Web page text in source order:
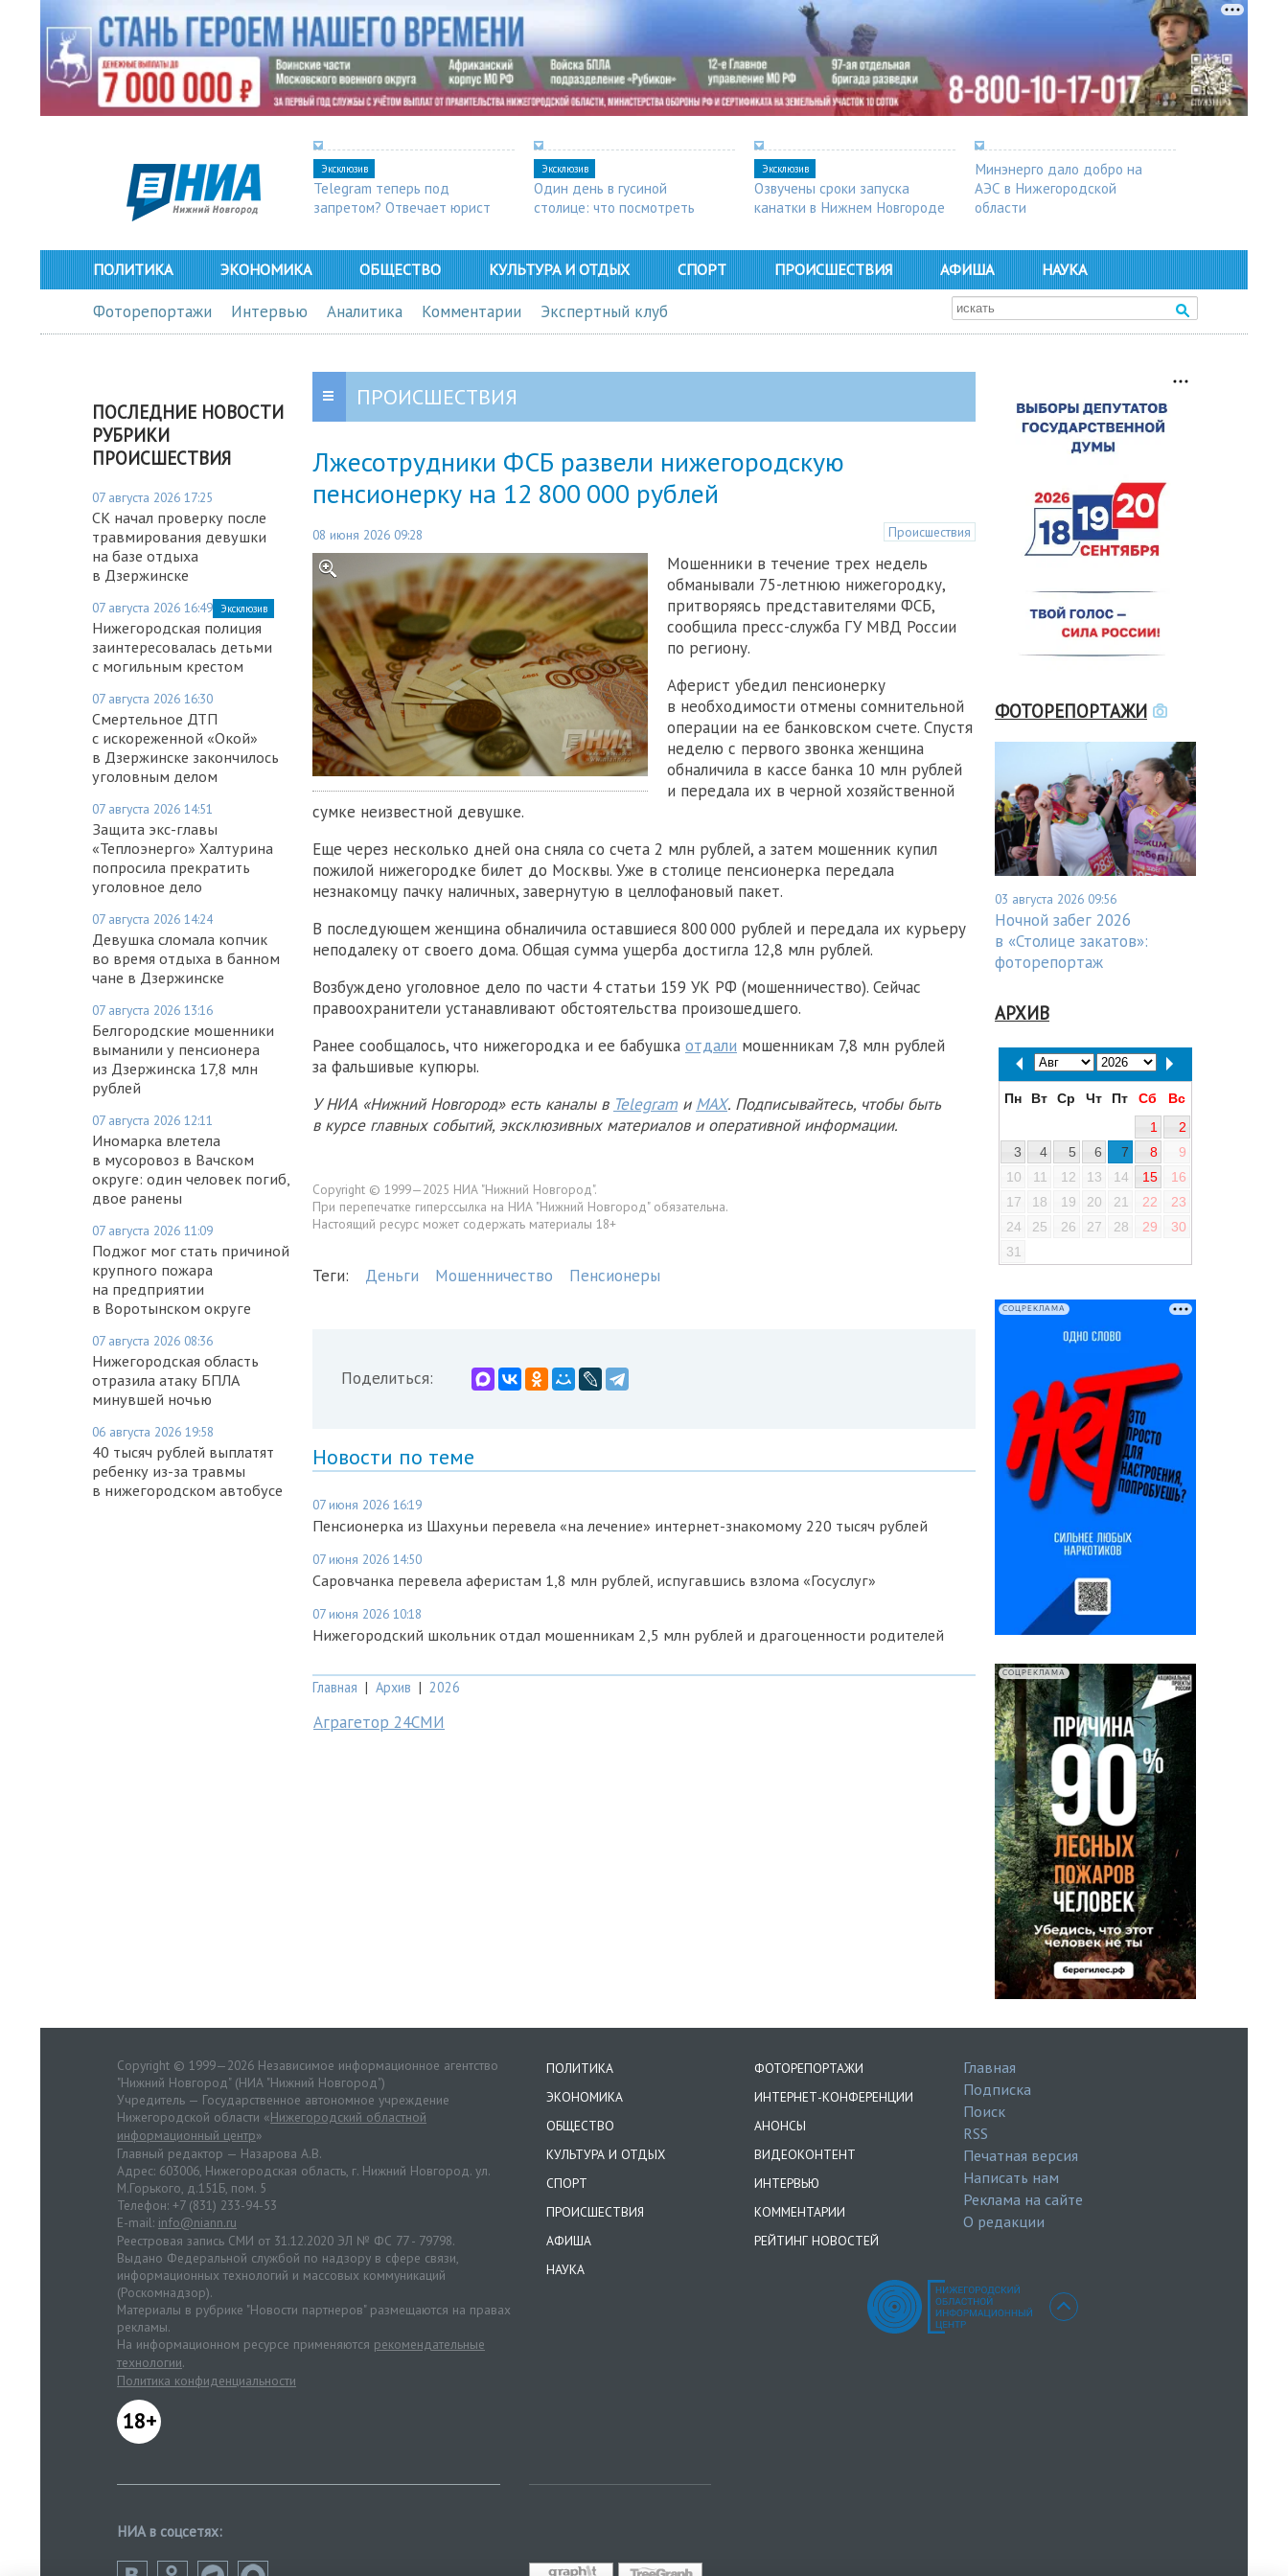
Эксклюзив
Telegram теперь под
запретом? Отвечает юрист
Эксклюзив
Один день в гусиной
столице: что посмотреть
Эксклюзив
Озвучены сроки запуска
канатки в Нижнем Новгороде
Минэнерго дало добро на
АЭС в Нижегородской
области
ПОЛИТИКА ЭКОНОМИКА ОБЩЕСТВО КУЛЬТУРА И ОТДЫХ СПОРТ ПРОИСШЕСТВИЯ АФИША НАУКА
Фоторепортажи Интервью Аналитика Комментарии Экспертный клуб
ПОСЛЕДНИЕ НОВОСТИ
РУБРИКИ
ПРОИСШЕСТВИЯ
07 августа 2026 17:25
СК начал проверку после
травмирования девушки
на базе отдыха
в Дзержинске
07 августа 2026 16:49 Эксклюзив
Нижегородская полиция
заинтересовалась детьми
с могильным крестом
07 августа 2026 16:30
Смертельное ДТП
с искореженной «Окой»
в Дзержинске закончилось
уголовным делом
07 августа 2026 14:51
Защита экс-главы
«Теплоэнерго» Халтурина
попросила прекратить
уголовное дело
07 августа 2026 14:24
Девушка сломала копчик
во время отдыха в банном
чане в Дзержинске
07 августа 2026 13:16
Белгородские мошенники
выманили у пенсионера
из Дзержинска 17,8 млн
рублей
07 августа 2026 12:11
Иномарка влетела
в мусоровоз в Вачском
округе: один человек погиб,
двое ранены
07 августа 2026 11:09
Поджог мог стать причиной
крупного пожара
на предприятии
в Воротынском округе
07 августа 2026 08:36
Нижегородская область
отразила атаку БПЛА
минувшей ночью
06 августа 2026 19:58
40 тысяч рублей выплатят
ребенку из-за травмы
в нижегородском автобусе
ПРОИСШЕСТВИЯ
Лжесотрудники ФСБ развели нижегородскую
пенсионерку на 12 800 000 рублей
08 июня 2026 09:28 Происшествия
Мошенники в течение трех недель
обманывали 75-летнюю нижегородку,
притворяясь представителями ФСБ,
сообщила пресс-служба ГУ МВД России
по региону.
Аферист убедил пенсионерку
в необходимости отмены сомнительной
операции на ее банковском счете. Спустя
неделю с первого звонка женщина
обналичила в кассе банка 10 млн рублей
и передала их в черной хозяйственной
сумке неизвестной девушке.
Еще через несколько дней она сняла со счета 2 млн рублей, а затем мошенник купил
пожилой нижегородке билет до Москвы. Уже в столице пенсионерка передала
незнакомцу пачку наличных, завернутую в целлофановый пакет.
В последующем женщина обналичила оставшиеся 800 000 рублей и передала их курьеру
неподалеку от своего дома. Общая сумма ущерба достигла 12,8 млн рублей.
Возбуждено уголовное дело по части 4 статьи 159 УК РФ (мошенничество). Сейчас
правоохранители устанавливают обстоятельства произошедшего.
Ранее сообщалось, что нижегородка и ее бабушка отдали мошенникам 7,8 млн рублей
за фальшивые купюры.
У НИА «Нижний Новгород» есть каналы в Telegram и MAX. Подписывайтесь, чтобы быть
в курсе главных событий, эксклюзивных материалов и оперативной информации.
Copyright © 1999—2025 НИА "Нижний Новгород".
При перепечатке гиперссылка на НИА "Нижний Новгород" обязательна.
Настоящий ресурс может содержать материалы 18+
Теги: Деньги Мошенничество Пенсионеры
Поделиться:
Новости по теме
07 июня 2026 16:19
Пенсионерка из Шахуньи перевела «на лечение» интернет-знакомому 220 тысяч рублей
07 июня 2026 14:50
Саровчанка перевела аферистам 1,8 млн рублей, испугавшись взлома «Госуслуг»
07 июня 2026 10:18
Нижегородский школьник отдал мошенникам 2,5 млн рублей и драгоценности родителей
Главная | Архив | 2026
Аграгетор 24СМИ
ФОТОРЕПОРТАЖИ
03 августа 2026 09:56
Ночной забег 2026
в «Столице закатов»:
фоторепортаж
АРХИВ
Пн Вт Ср Чт Пт Сб
Вс
1
2
3
4 5 6 7 8
9
10
11 12 13 14 15
16
17
18 19 20 21 22
23
24
25 26 27 28 29
30
31
СОЦРЕКЛАМА
СОЦРЕКЛАМА
Copyright © 1999—2026 Независимое информационное агентство
"Нижний Новгород" (НИА "Нижний Новгород")
Учредитель — Государственное автономное учреждение
Нижегородской области «Нижегородский областной
информационный центр»
Главный редактор — Назарова А.В.
Адрес: 603006, Нижегородская область, г. Нижний Новгород. ул.
М.Горького, д.151Б, пом. 5
Телефон: +7 (831) 233-94-53
E-mail: info@niann.ru
Реестровая запись СМИ от 31.12.2020 ЭЛ № ФС 77 - 79798.
Выдано Федеральной службой по надзору в сфере связи,
информационных технологий и массовых коммуникаций
(Роскомнадзор).
Материалы в рубрике "Новости партнеров" размещаются на правах
рекламы.
На информационном ресурсе применяются рекомендательные
технологии.
Политика конфиденциальности
18+
ПОЛИТИКА
ЭКОНОМИКА
ОБЩЕСТВО
КУЛЬТУРА И ОТДЫХ
СПОРТ
ПРОИСШЕСТВИЯ
АФИША
НАУКА
ФОТОРЕПОРТАЖИ
ИНТЕРНЕТ-КОНФЕРЕНЦИИ
АНОНСЫ
ВИДЕОКОНТЕНТ
ИНТЕРВЬЮ
КОММЕНТАРИИ
РЕЙТИНГ НОВОСТЕЙ
Главная
Подписка
Поиск
RSS
Печатная версия
Написать нам
Реклама на сайте
О редакции
НИА в соцсетях: